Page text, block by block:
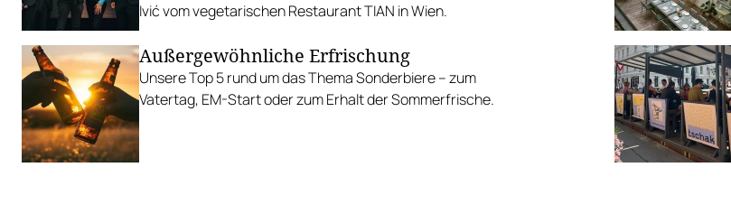
Ivić vom vegetarischen Restaurant TIAN in Wien.
Außergewöhnliche Erfrischung
Unsere Top 5 rund um das Thema Sonderbiere – zum
Vatertag, EM-Start oder zum Erhalt der Sommerfrische.